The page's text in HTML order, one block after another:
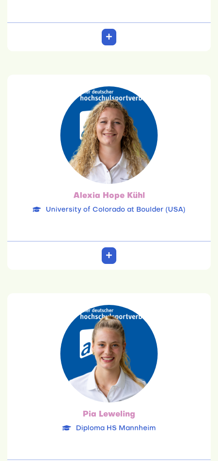
Alexia Hope Kühl
University of Colorado at Boulder (USA)
Alexia Hope Kühl
University of Colorado at Boulder (USA)
11.08.2001
Sprach- und Hörwissenschaft
Team: 6. Platz
Pia Leweling
Diploma HS Mannheim
Pia Leweling
Diploma HS Mannheim
04.01.1998
Wirtschaftspsychologie
Team: 6. Platz